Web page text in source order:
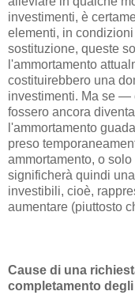
investimenti, è
elementi, in
sostituzione, queste
l'ammortamento
costituirebbero una
investimenti. Ma se
fossero ancora
l'ammortamento
preso
ammortamento, o
significherà quindi
investibili, cioè,
aumentare (piuttosto
Cause di una
completamento